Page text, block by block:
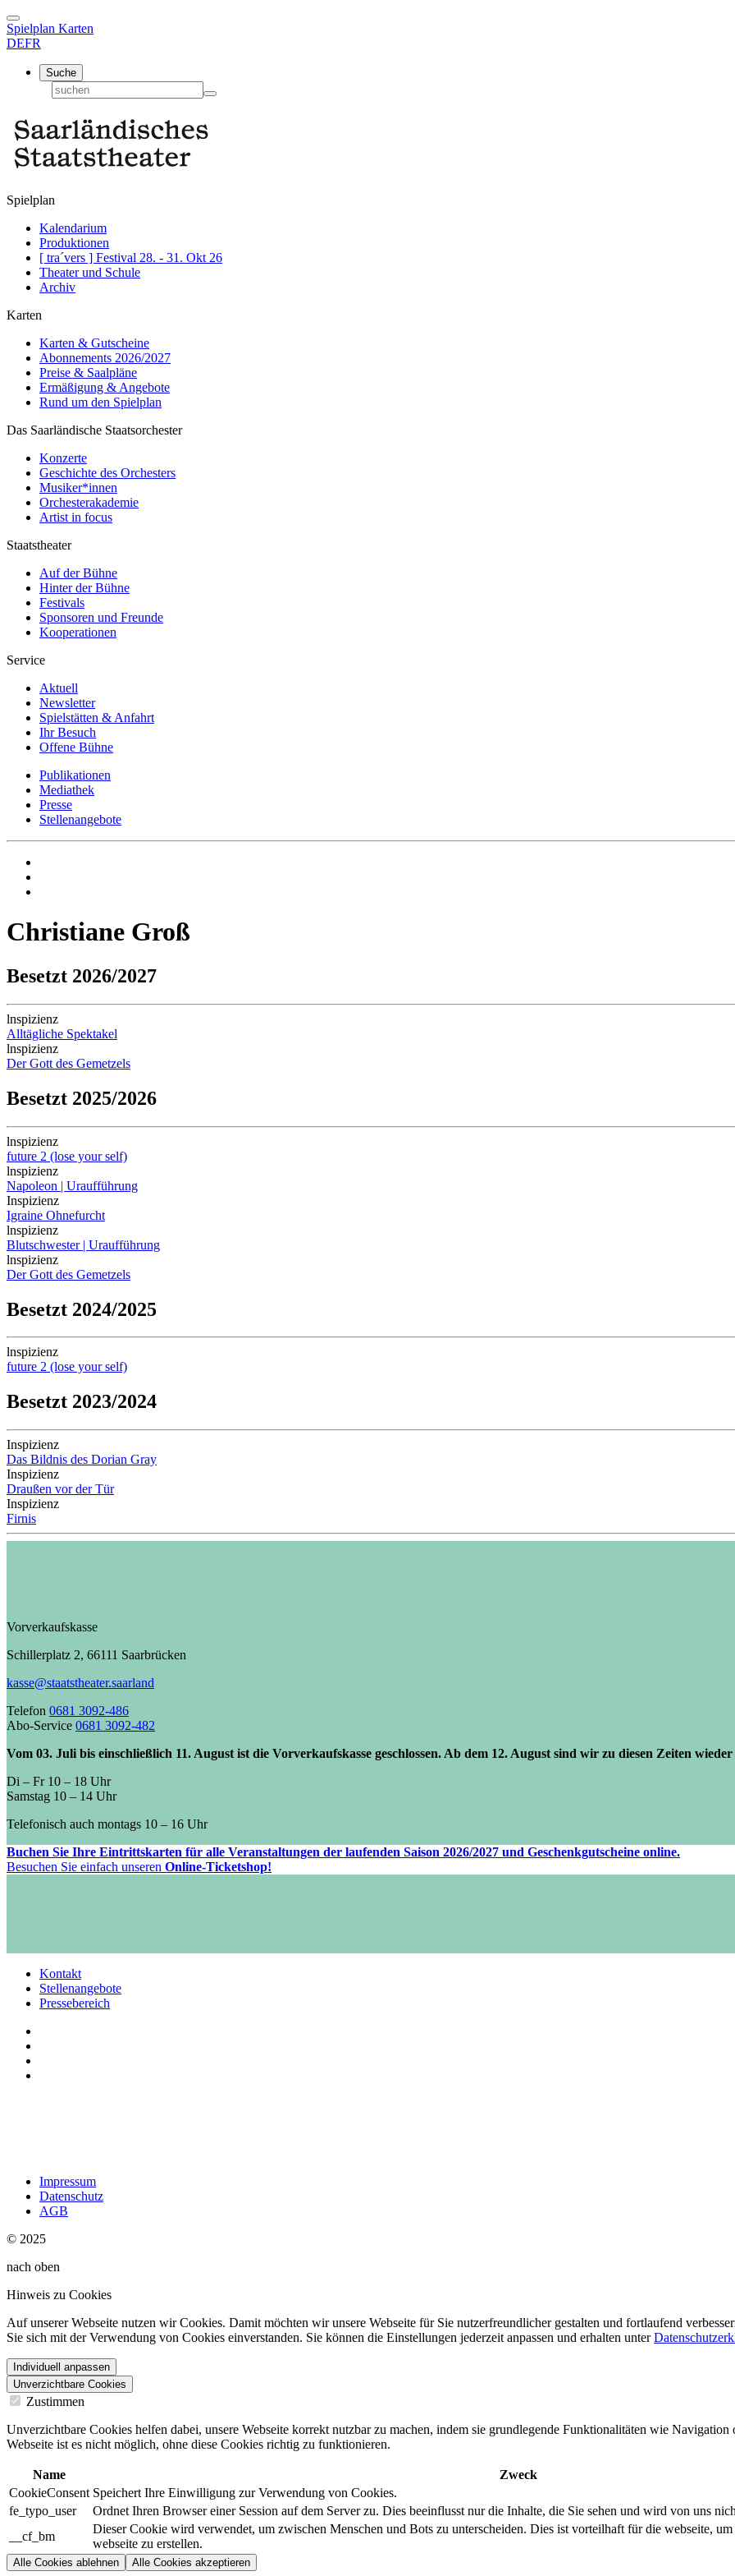
Spielplan Karten
DEFR
Suche
Spielplan
Kalendarium
Produktionen
[ tra´vers ] Festival 28. - 31. Okt 26
Theater und Schule
Archiv
Karten
Karten & Gutscheine
Abonnements 2026/2027
Preise & Saalpläne
Ermäßigung & Angebote
Rund um den Spielplan
Das Saarländische Staatsorchester
Konzerte
Geschichte des Orchesters
Musiker*innen
Orchesterakademie
Artist in focus
Staatstheater
Auf der Bühne
Hinter der Bühne
Festivals
Sponsoren und Freunde
Kooperationen
Service
Aktuell
Newsletter
Spielstätten & Anfahrt
Ihr Besuch
Offene Bühne
Publikationen
Mediathek
Presse
Stellenangebote
Christiane Groß
Besetzt 2026/2027
lnspizienz
Alltägliche Spektakel
lnspizienz
Der Gott des Gemetzels
Besetzt 2025/2026
lnspizienz
future 2 (lose your self)
lnspizienz
Napoleon | Uraufführung
Inspizienz
Igraine Ohnefurcht
lnspizienz
Blutschwester | Uraufführung
lnspizienz
Der Gott des Gemetzels
Besetzt 2024/2025
lnspizienz
future 2 (lose your self)
Besetzt 2023/2024
Inspizienz
Das Bildnis des Dorian Gray
Inspizienz
Draußen vor der Tür
Inspizienz
Firnis
Vorverkaufskasse
Schillerplatz 2, 66111 Saarbrücken
kasse@staatstheater.saarland
Telefon 0681 3092-486
Abo-Service 0681 3092-482
Vom 03. Juli bis einschließlich 11. August ist die Vorverkaufskasse geschlossen. Ab dem 12. August sind wir zu diesen Zeiten
Di – Fr 10 – 18 Uhr
Samstag 10 – 14 Uhr
Telefonisch auch montags 10 – 16 Uhr
Buchen Sie Ihre Eintrittskarten für alle Veranstaltungen der laufenden Saison 2026/2027 und Geschenkgutscheine online.
Besuchen Sie einfach unseren Online-Ticketshop!
Kontakt
Stellenangebote
Pressebereich
Impressum
Datenschutz
AGB
© 2025
nach oben
Hinweis zu Cookies
Auf unserer Webseite nutzen wir Cookies. Damit möchten wir unsere Webseite für Sie nutzerfreundlicher gestalten und fortlaufend
Sie sich mit der Verwendung von Cookies einverstanden. Sie können die Einstellungen jederzeit anpassen und erhalten unter
Individuell anpassen
Unverzichtbare Cookies
Zustimmen
Unverzichtbare Cookies helfen dabei, unsere Webseite korrekt nutzbar zu machen, indem sie grundlegende Funktionalitäten wie
Webseite ist es nicht möglich, ohne diese Cookies richtig zu funktionieren.
Name Zweck
CookieConsent Speichert Ihre Einwilligung zur Verwendung von Cookies.
fe_typo_user
Ordnet Ihren Browser einer Session auf dem Server zu. Dies beeinflusst nur die Inhalte, die Sie sehen und wird von uns
__cf_bm
Dieser Cookie wird verwendet, um zwischen Menschen und Bots zu unterscheiden. Dies ist vorteilhaft für die webseite,
webseite zu erstellen.
Alle Cookies ablehnen Alle Cookies akzeptieren